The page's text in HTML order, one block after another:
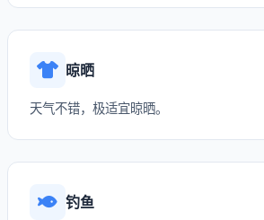
晾晒
天气不错，极适宜晾晒。
钓鱼